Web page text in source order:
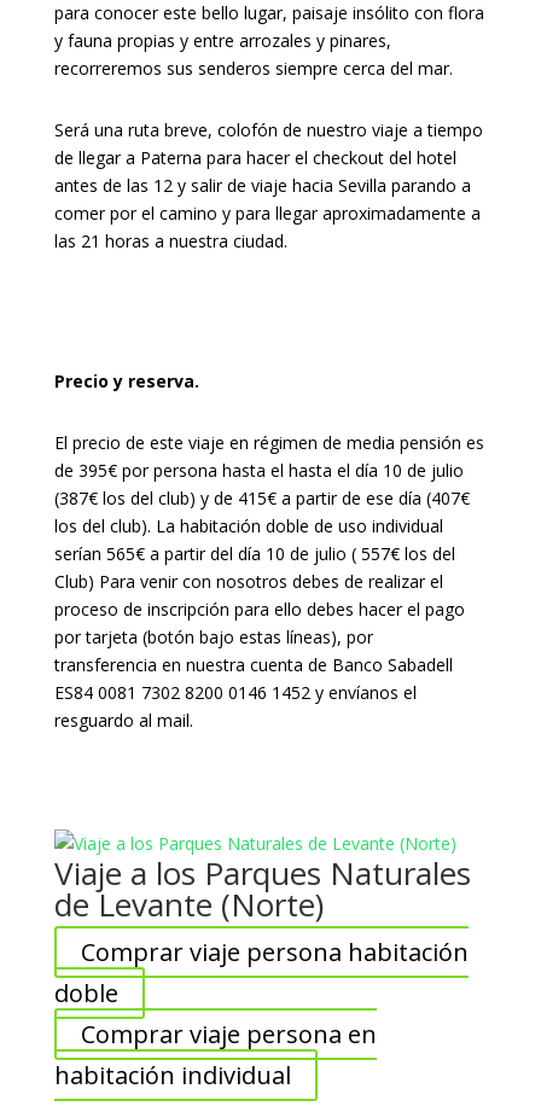
para conocer este bello lugar, paisaje insólito con flora
y fauna propias y entre arrozales y pinares,
recorreremos sus senderos siempre cerca del mar.
Será una ruta breve, colofón de nuestro viaje a tiempo
de llegar a Paterna para hacer el checkout del hotel
antes de las 12 y salir de viaje hacia Sevilla parando a
comer por el camino y para llegar aproximadamente a
las 21 horas a nuestra ciudad.
Precio y reserva.
El precio de este viaje en régimen de media pensión es
de 395€ por persona hasta el hasta el día 10 de julio
(387€ los del club) y de 415€ a partir de ese día (407€
los del club). La habitación doble de uso individual
serían 565€ a partir del día 10 de julio ( 557€ los del
Club) Para venir con nosotros debes de realizar el
proceso de inscripción para ello debes hacer el pago
por tarjeta (botón bajo estas líneas), por
transferencia en nuestra cuenta de Banco Sabadell
ES84 0081 7302 8200 0146 1452 y envíanos el
resguardo al mail.
Viaje a los Parques Naturales
de Levante (Norte)
Comprar viaje persona habitación
doble
Comprar viaje persona en
habitación individual